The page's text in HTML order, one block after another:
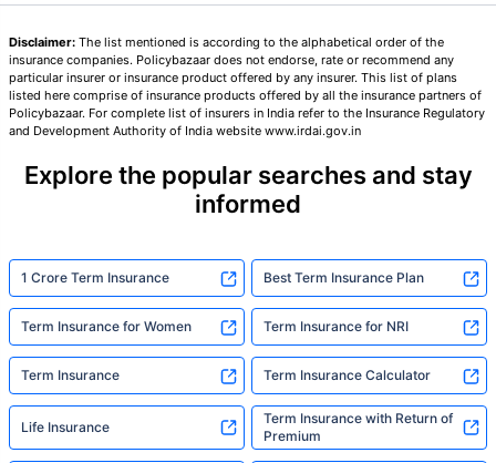
Disclaimer: The list mentioned is according to the alphabetical order of the
insurance companies. Policybazaar does not endorse, rate or recommend any
particular insurer or insurance product offered by any insurer. This list of plans
listed here comprise of insurance products offered by all the insurance partners of
Policybazaar. For complete list of insurers in India refer to the Insurance Regulatory
and Development Authority of India website www.irdai.gov.in
Explore the popular searches and stay
informed
1 Crore Term Insurance Best Term Insurance Plan
Term Insurance for Women Term Insurance for NRI
Term Insurance Term Insurance Calculator
Life Insurance
Term Insurance with Return of
Premium
₹ 1,376/महिना*
तुमच्या कुटुंबाची सुरक्षा फक्त एक पाऊल दूर आह
योग्य योजना निवडा
आजार नसलेल्या व्यक्तीसाठी, 36 वर्षे वयापर्यंत कव्हर। *₹630 प्रति महिना, 1 कोटीच्या टर्म लाइफ विम्यासाठी सुरुवातीची किंमत
आहे — धूम्रपान न करणाऱ्या, कोणतेही पूर्व-विद्यमान आजार नसलेल्या व्यक्तीसाठी, 46 वर्षे वयापर्यंत कव्हर। *₹1,376 प्रति
महिना, 1 कोटीच्या टर्म लाइफ विम्यासाठी सुरुवातीची किंमत आहे — धूम्रपान न करणाऱ्या, कोणतेही पूर्व-विद्यमान आजार नसलेल्या
व्यक्तीसाठी, 56 वर्षे वयापर्यंत कव्हर।